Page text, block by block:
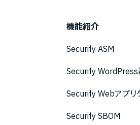
機能紹介
Securify ASM
Securify WordPress
Securify Webアプリ
Securify SBOM